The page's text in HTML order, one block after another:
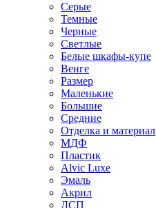
Серые
Темные
Черные
Светлые
Белые шкафы-купе
Венге
Размер
Маленькие
Большие
Средние
Отделка и материал
МДФ
Пластик
Alvic Luxe
Эмаль
Акрил
ДСП